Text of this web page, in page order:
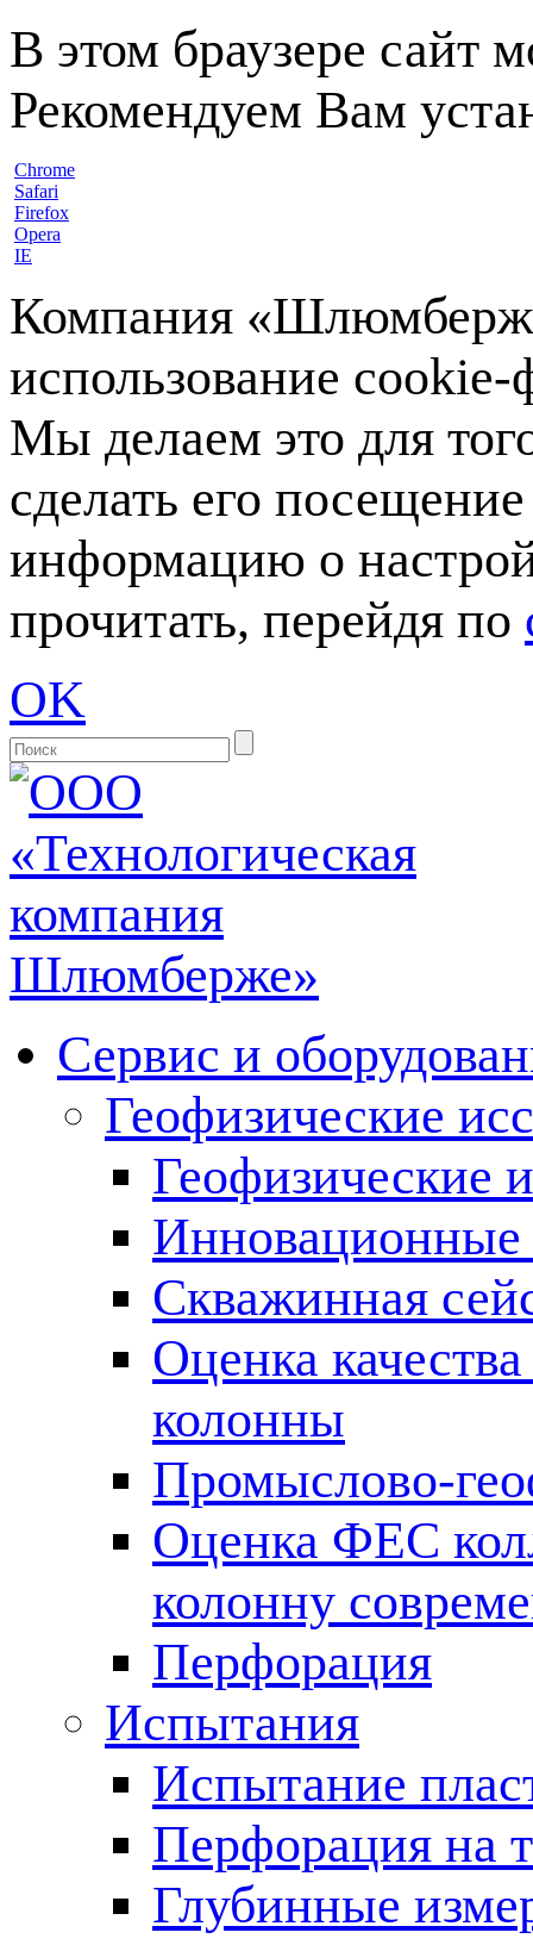
В этом браузере сайт
Рекомендуем Вам
Chrome
Safari
Firefox
Opera
IE
Компания
использование
Мы делаем это для
сделать его
информацию о
прочитать, перейдя по
OK
Сервис и
Геофизические
Геофизические
Инновационные
Скважинная
Оценка
колонны
Промыслово-
Оценка ФЕС
колонну
Перфорация
Испытания
Испытание
Перфорация на
Глубинные